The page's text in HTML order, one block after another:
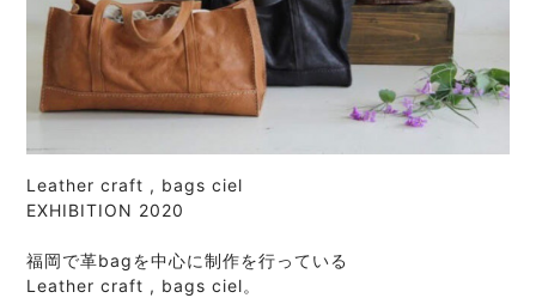
Leather craft , bags ciel
EXHIBITION 2020
福岡で革bagを中心に制作を行っている
Leather craft , bags ciel。